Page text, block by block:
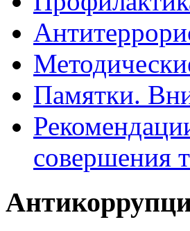
Памятки.
совершения